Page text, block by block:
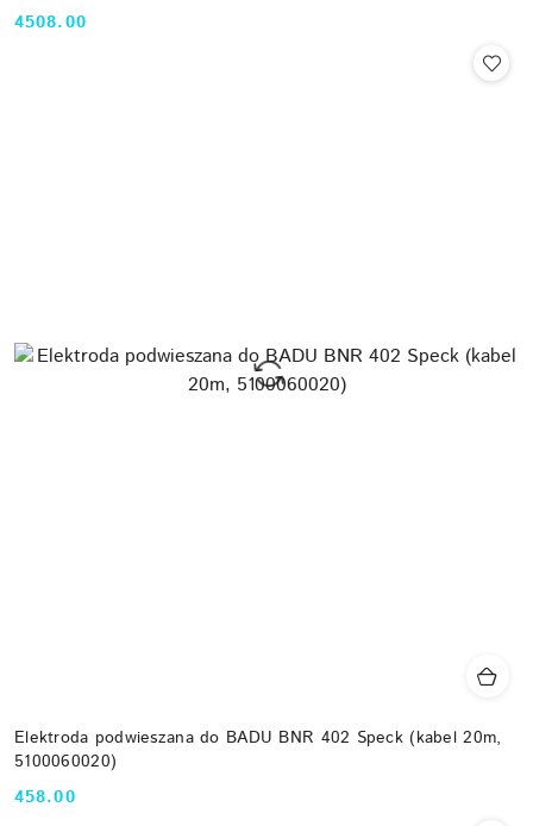
Cena:
4508.00
Elektroda podwieszana do BADU BNR 402 Speck (kabel 20m,
5100060020)
Cena:
458.00